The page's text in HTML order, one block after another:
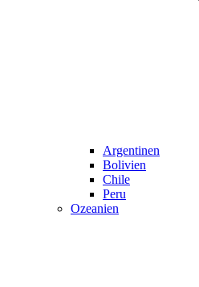
Argentinen
Bolivien
Chile
Peru
Ozeanien